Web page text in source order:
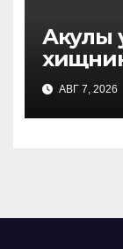
Акулы
АВГ 7, 2026